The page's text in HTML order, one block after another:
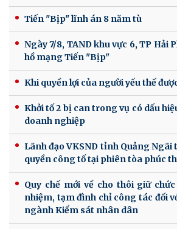
Tiến "Bịp" lĩnh án 8 năm tù
Ngày 7/8, TAND khu vực 6, TP Hải
hồ mạng Tiến "Bịp"
Khi quyền lợi của người yếu thế
Khởi tố 2 bị can trong vụ có dấu
doanh nghiệp
Lãnh đạo VKSND tỉnh Quảng
quyền công tố tại phiên tòa phúc
Quy chế mới về cho thôi giữ
nhiệm, tạm đình chỉ công tác đối
ngành Kiểm sát nhân dân